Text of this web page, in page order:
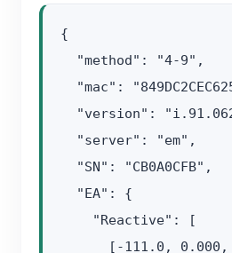
{
  "method": "4-9",
"mac":
"version":
  "server": "em",
  "SN": "CB0A0CFB",
  "EA": {
    "Reactive": [
[-111.0, 0.000,